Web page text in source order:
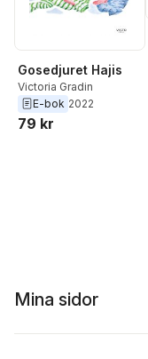
Gosedjuret Hajis
Victoria Gradin
E-bok 2022
79 kr
Mina sidor